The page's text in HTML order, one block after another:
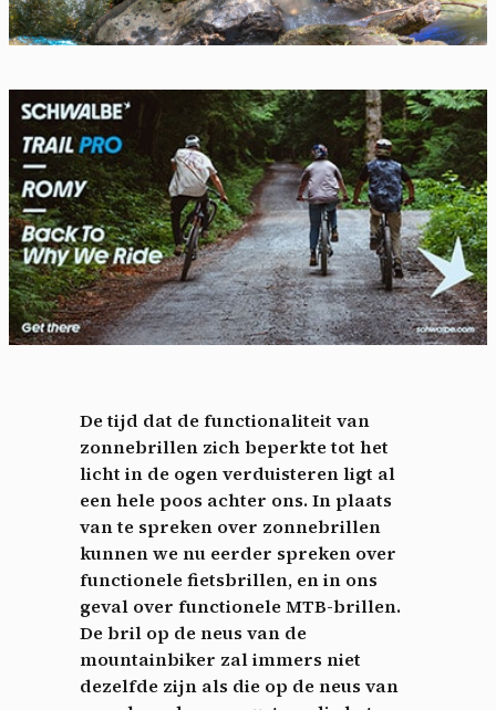
De tijd dat de functionaliteit van
zonnebrillen zich beperkte tot het
licht in de ogen verduisteren ligt al
een hele poos achter ons. In plaats
van te spreken over zonnebrillen
kunnen we nu eerder spreken over
functionele fietsbrillen, en in ons
geval over functionele MTB-brillen.
De bril op de neus van de
mountainbiker zal immers niet
dezelfde zijn als die op de neus van